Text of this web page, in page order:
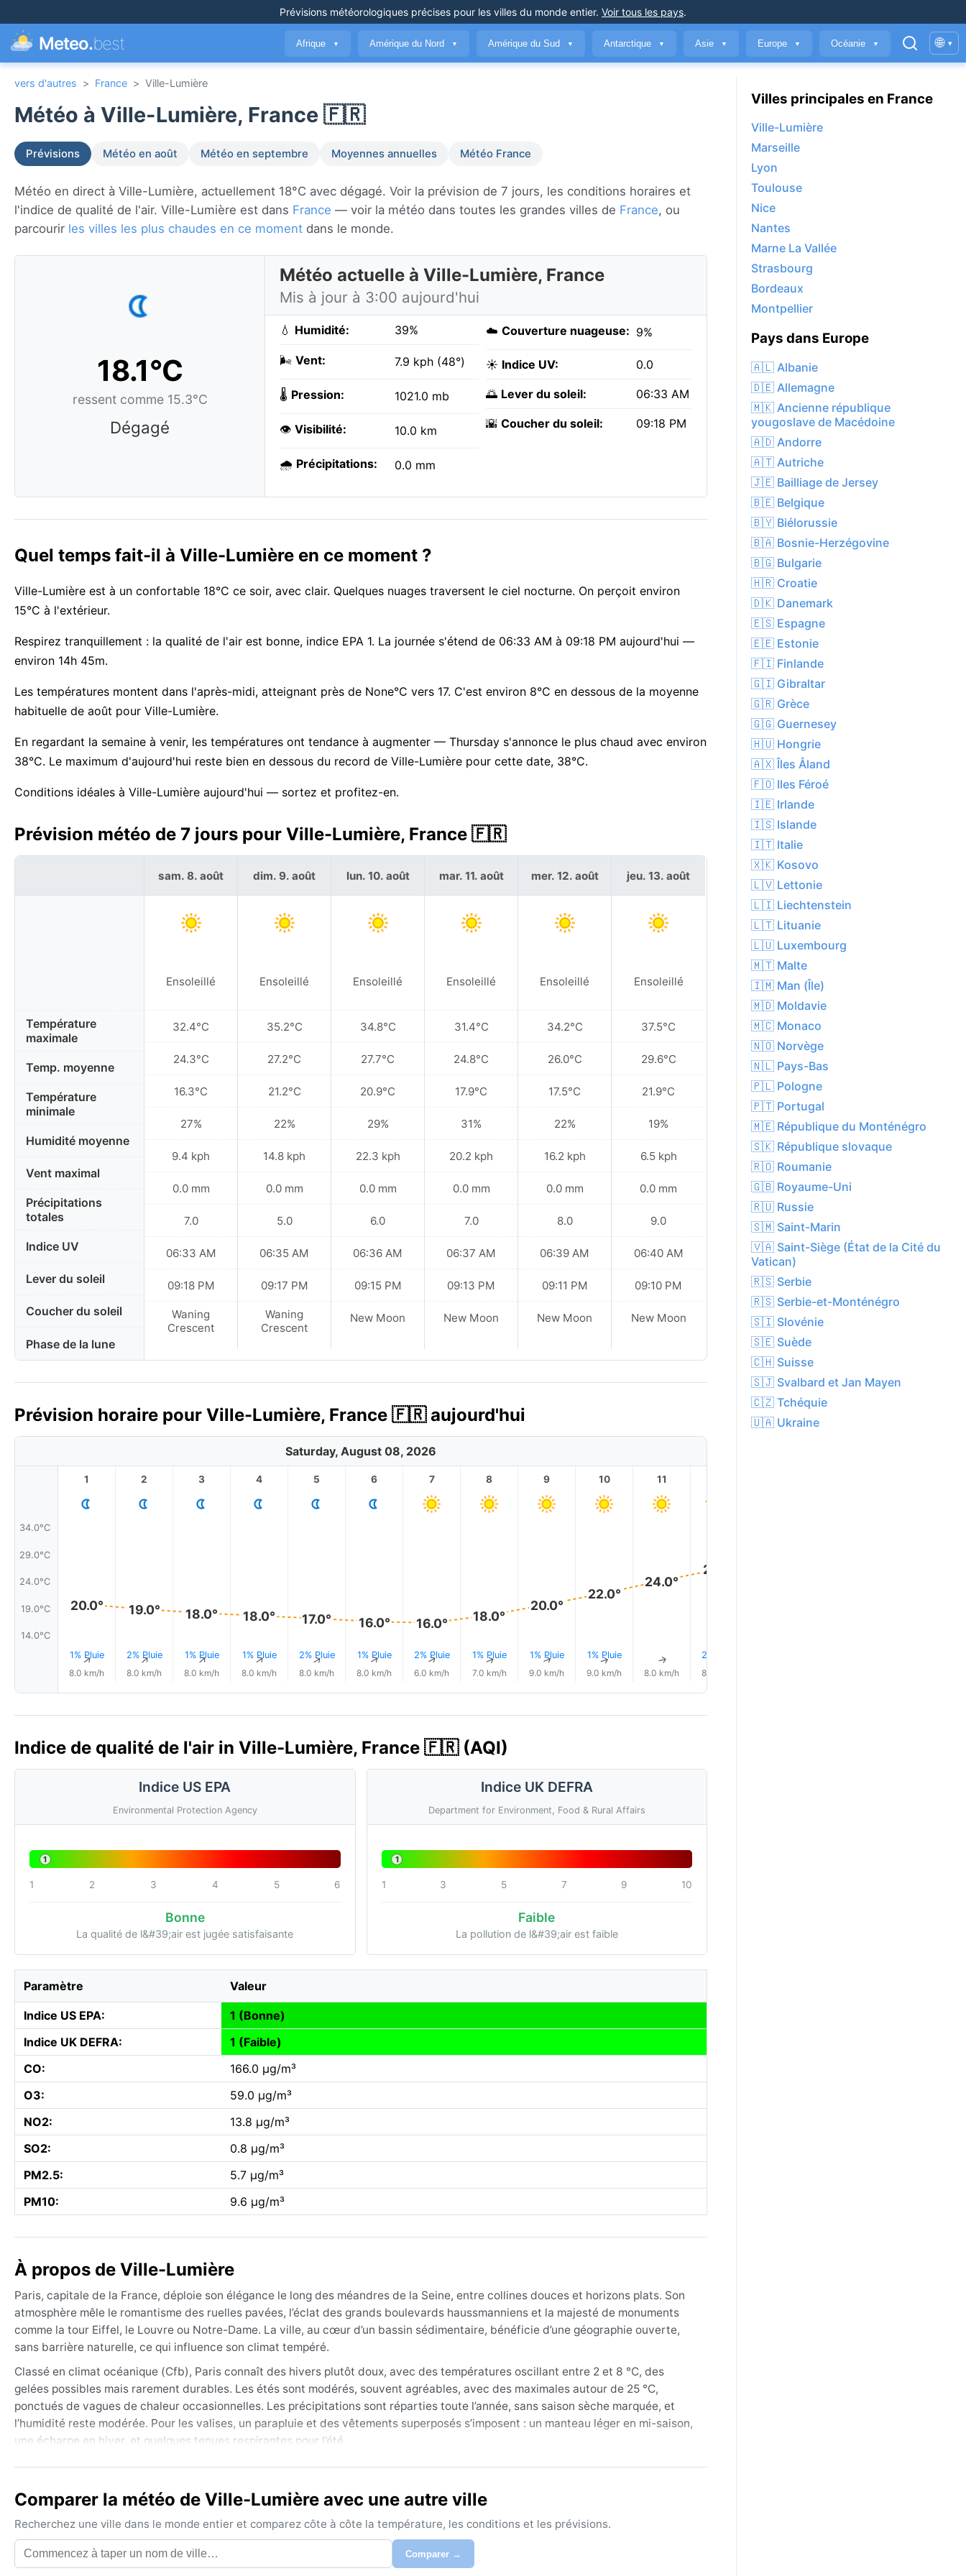
Prévisions météorologiques précises pour les villes du monde entier. Voir tous les pays.
Meteo.best Afrique ▼ Amérique du Nord ▼ Amérique du Sud ▼ Antarctique ▼ Asie ▼ Europe ▼ Océanie ▼ 🌐 ▾
vers d'autres > France > Ville-Lumière
Météo à Ville-Lumière, France 🇫🇷
Prévisions Météo en août Météo en septembre Moyennes annuelles Météo France
Météo en direct à Ville-Lumière, actuellement 18°C avec dégagé. Voir la prévision de 7 jours, les conditions horaires et
l'indice de qualité de l'air. Ville-Lumière est dans France — voir la météo dans toutes les grandes villes de France, ou
parcourir les villes les plus chaudes en ce moment dans le monde.
18.1°C
ressent comme 15.3°C
Dégagé
Météo actuelle à Ville-Lumière, France
Mis à jour à 3:00 aujourd'hui
💧 Humidité: 39%
🌬️ Vent: 7.9 kph (48°)
🌡️ Pression: 1021.0 mb
👁️ Visibilité: 10.0 km
🌧️ Précipitations: 0.0 mm
☁️ Couverture nuageuse: 9%
☀️ Indice UV: 0.0
🌅 Lever du soleil: 06:33 AM
🌇 Coucher du soleil: 09:18 PM
Quel temps fait-il à Ville-Lumière en ce moment ?
Ville-Lumière est à un confortable 18°C ce soir, avec clair. Quelques nuages traversent le ciel nocturne. On perçoit environ
15°C à l'extérieur.
Respirez tranquillement : la qualité de l'air est bonne, indice EPA 1. La journée s'étend de 06:33 AM à 09:18 PM aujourd'hui —
environ 14h 45m.
Les températures montent dans l'après-midi, atteignant près de None°C vers 17. C'est environ 8°C en dessous de la moyenne
habituelle de août pour Ville-Lumière.
En regardant la semaine à venir, les températures ont tendance à augmenter — Thursday s'annonce le plus chaud avec environ
38°C. Le maximum d'aujourd'hui reste bien en dessous du record de Ville-Lumière pour cette date, 38°C.
Conditions idéales à Ville-Lumière aujourd'hui — sortez et profitez-en.
Prévision météo de 7 jours pour Ville-Lumière, France 🇫🇷
Température
maximale
Temp. moyenne
Température
minimale
Humidité moyenne
Vent maximal
Précipitations
totales
Indice UV
Lever du soleil
Coucher du soleil
Phase de la lune
sam. 8. août
Ensoleillé
32.4°C
24.3°C
16.3°C
27%
9.4 kph
0.0 mm
7.0
06:33 AM
09:18 PM
Waning
Crescent
dim. 9. août
Ensoleillé
35.2°C
27.2°C
21.2°C
22%
14.8 kph
0.0 mm
5.0
06:35 AM
09:17 PM
Waning
Crescent
lun. 10. août
Ensoleillé
34.8°C
27.7°C
20.9°C
29%
22.3 kph
0.0 mm
6.0
06:36 AM
09:15 PM
New Moon
mar. 11. août
Ensoleillé
31.4°C
24.8°C
17.9°C
31%
20.2 kph
0.0 mm
7.0
06:37 AM
09:13 PM
New Moon
mer. 12. août
Ensoleillé
34.2°C
26.0°C
17.5°C
22%
16.2 kph
0.0 mm
8.0
06:39 AM
09:11 PM
New Moon
jeu. 13. août
Ensoleillé
37.5°C
29.6°C
21.9°C
19%
6.5 kph
0.0 mm
9.0
06:40 AM
09:10 PM
New Moon
Prévision horaire pour Ville-Lumière, France 🇫🇷 aujourd'hui
Saturday, August 08, 2026
34.0°C
29.0°C
24.0°C
19.0°C
14.0°C
1
20.0°
1% Pluie
↑
8.0 km/h
2
19.0°
2% Pluie
↑
8.0 km/h
3
18.0°
1% Pluie
↑
8.0 km/h
4
18.0°
1% Pluie
↑
8.0 km/h
5
17.0°
2% Pluie
↑
8.0 km/h
6
16.0°
1% Pluie
↑
8.0 km/h
7
16.0°
2% Pluie
↑
6.0 km/h
8
18.0°
1% Pluie
↑
7.0 km/h
9
20.0°
1% Pluie
↑
9.0 km/h
10
22.0°
1% Pluie
↑
9.0 km/h
11
24.0°
↑
8.0 km/h
26.0°
2% Pluie
8.0 km/h
Indice de qualité de l'air in Ville-Lumière, France 🇫🇷 (AQI)
Indice US EPA
Environmental Protection Agency
1
1 2 3 4 5 6
Bonne
La qualité de l&#39;air est jugée satisfaisante
Indice UK DEFRA
Department for Environment, Food & Rural Affairs
1
1 3 5 7 9 10
Faible
La pollution de l&#39;air est faible
Paramètre Valeur
Indice US EPA:
1 (Bonne)
Indice UK DEFRA:
1 (Faible)
CO:
166.0 µg/m³
O3:
59.0 µg/m³
NO2:
13.8 µg/m³
SO2:
0.8 µg/m³
PM2.5:
5.7 µg/m³
PM10:
9.6 µg/m³
À propos de Ville-Lumière
Paris, capitale de la France, déploie son élégance le long des méandres de la Seine, entre collines douces et horizons plats. Son
atmosphère mêle le romantisme des ruelles pavées, l’éclat des grands boulevards haussmanniens et la majesté de monuments
comme la tour Eiffel, le Louvre ou Notre-Dame. La ville, au cœur d’un bassin sédimentaire, bénéficie d’une géographie ouverte,
sans barrière naturelle, ce qui influence son climat tempéré.
Classé en climat océanique (Cfb), Paris connaît des hivers plutôt doux, avec des températures oscillant entre 2 et 8 °C, des
gelées possibles mais rarement durables. Les étés sont modérés, souvent agréables, avec des maximales autour de 25 °C,
ponctués de vagues de chaleur occasionnelles. Les précipitations sont réparties toute l’année, sans saison sèche marquée, et
l’humidité reste modérée. Pour les valises, un parapluie et des vêtements superposés s’imposent : un manteau léger en mi-saison,
une écharpe en hiver, et quelques tenues respirantes pour l’été.
La meilleure période pour explorer Paris météo se situe au printemps (avril-juin) et en début d’automne (septembre-octobre),
gris et humide, connaît parfois des épisodes de brouillard matinal. Les phénomènes notables restent rares : pas de mousson ni
d’ouragan, seulement quelques tempêtes atlantiques qui balayent la région de novembre à mars. Le sirocco n’y parvient guère,
mais un vent d’ouest apporte régulièrement une douceur humide.
Comparer la météo de Ville-Lumière avec une autre ville
Recherchez une ville dans le monde entier et comparez côte à côte la température, les conditions et les prévisions.
Comparer →
Villes principales en France
Ville-Lumière
Marseille
Lyon
Toulouse
Nice
Nantes
Marne La Vallée
Strasbourg
Bordeaux
Montpellier
Pays dans Europe
🇦🇱 Albanie
🇩🇪 Allemagne
🇲🇰 Ancienne république
yougoslave de Macédoine
🇦🇩 Andorre
🇦🇹 Autriche
🇯🇪 Bailliage de Jersey
🇧🇪 Belgique
🇧🇾 Biélorussie
🇧🇦 Bosnie-Herzégovine
🇧🇬 Bulgarie
🇭🇷 Croatie
🇩🇰 Danemark
🇪🇸 Espagne
🇪🇪 Estonie
🇫🇮 Finlande
🇬🇮 Gibraltar
🇬🇷 Grèce
🇬🇬 Guernesey
🇭🇺 Hongrie
🇦🇽 Îles Åland
🇫🇴 Iles Féroé
🇮🇪 Irlande
🇮🇸 Islande
🇮🇹 Italie
🇽🇰 Kosovo
🇱🇻 Lettonie
🇱🇮 Liechtenstein
🇱🇹 Lituanie
🇱🇺 Luxembourg
🇲🇹 Malte
🇮🇲 Man (Île)
🇲🇩 Moldavie
🇲🇨 Monaco
🇳🇴 Norvège
🇳🇱 Pays-Bas
🇵🇱 Pologne
🇵🇹 Portugal
🇲🇪 République du Monténégro
🇸🇰 République slovaque
🇷🇴 Roumanie
🇬🇧 Royaume-Uni
🇷🇺 Russie
🇸🇲 Saint-Marin
🇻🇦 Saint-Siège (État de la Cité du
Vatican)
🇷🇸 Serbie
🇷🇸 Serbie-et-Monténégro
🇸🇮 Slovénie
🇸🇪 Suède
🇨🇭 Suisse
🇸🇯 Svalbard et Jan Mayen
🇨🇿 Tchéquie
🇺🇦 Ukraine